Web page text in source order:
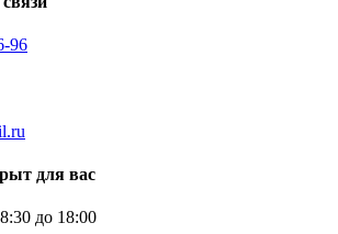
96
для вас
до 18:00